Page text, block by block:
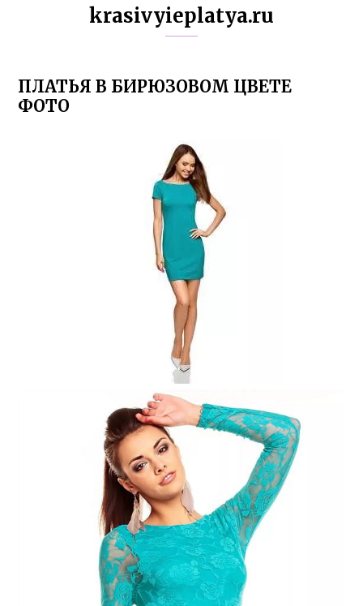
krasivyieplatya.ru
ПЛАТЬЯ В БИРЮЗОВОМ ЦВЕТЕ
ФОТО